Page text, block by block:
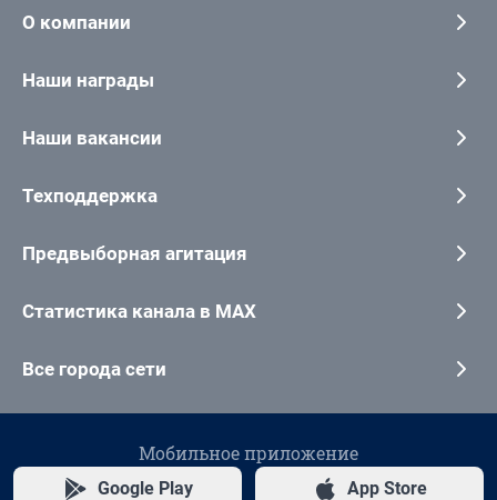
О компании
Наши награды
Наши вакансии
Техподдержка
Предвыборная агитация
Статистика канала в MAX
Все города сети
Мобильное приложение
Google Play App Store